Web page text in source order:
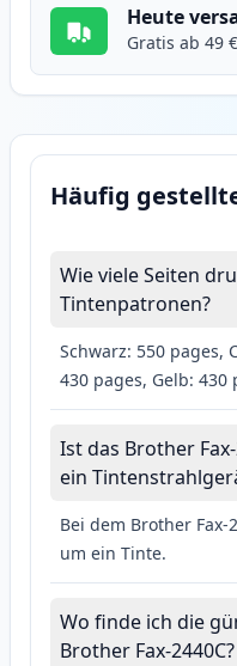
Heute
Gratis ab 49 €
Häufig
Wie viele Seiten
Tintenpatronen?
Schwarz: 550 pages,
430 pages, Gelb: 430
Ist das Brother
ein
Bei dem Brother Fax-
um ein Tinte.
Wo finde ich die
Brother Fax-2440C?